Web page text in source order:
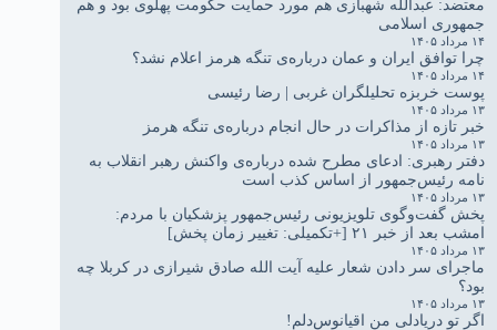
معتضد: عبدالله شهبازی هم مورد حمایت حکومت پهلوی بود و هم
جمهوری اسلامی
۱۴ مرداد ۱۴۰۵
چرا توافق ایران و عمان درباره‌ی تنگه هرمز اعلام نشد؟
۱۴ مرداد ۱۴۰۵
پوست خربزه تحلیلگران غربی | رضا رئیسی
۱۳ مرداد ۱۴۰۵
خبر تازه از مذاکرات در حال انجام درباره‌ی تنگه هرمز
۱۳ مرداد ۱۴۰۵
دفتر رهبری: ادعای مطرح شده درباره‌ی واکنش رهبر انقلاب به
نامه رئیس‌جمهور از اساس کذب است
۱۳ مرداد ۱۴۰۵
پخش گفت‌وگوی تلویزیونی رئیس‌جمهور پزشکیان با مردم:
امشب بعد از خبر ۲۱ [+تکمیلی: تغییر زمان پخش]
۱۳ مرداد ۱۴۰۵
ماجرای سر دادن شعار علیه آیت الله صادق شیرازی در کربلا چه
بود؟
۱۳ مرداد ۱۴۰۵
اگر تو دریادلی من اقیانوس‌دلم!